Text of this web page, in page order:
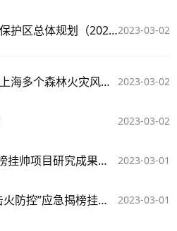
2023-03-02
​《浙江清凉峰国家级自然保护区总体规划（2023-2032年）》通过专家评审
2023-03-02
国家林草局华东院编制的上海多个森林火灾风险评估与区划报告通过专家评审
2023-03-02
2023-03-01
“森林雷击火防控”应急揭榜挂帅项目研究成果发布
2023-03-01
国家林草局召开“森林雷击火防控”应急揭榜挂帅项目成果总结会